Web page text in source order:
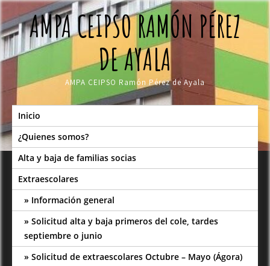
Skip
to
contentAMPA CEIPSO RAMÓN PÉREZ
DE AYALA
AMPA CEIPSO Ramón Pérez de Ayala
Inicio
¿Quienes somos?
Alta y baja de familias socias
Extraescolares
Información general
Solicitud alta y baja primeros del cole, tardes
septiembre o junio
Solicitud de extraescolares Octubre – Mayo (Ágora)